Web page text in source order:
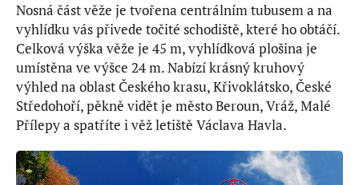
Nosná část věže je tvořena centrálním tubusem a na
vyhlídku vás přivede točité schodiště, které ho obtáčí.
Celková výška věže je 45 m, vyhlídková plošina je
umístěna ve výšce 24 m. Nabízí krásný kruhový
výhled na oblast Českého krasu, Křivoklátsko, České
Středohoří, pěkně vidět je město Beroun, Vráž, Malé
Přílepy a spatříte i věž letiště Václava Havla.